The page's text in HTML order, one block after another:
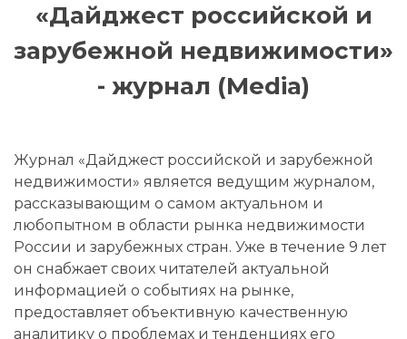
«Дайджест российской и
зарубежной недвижимости»
- журнал (Media)
Журнал «Дайджест российской и зарубежной
недвижимости» является ведущим журналом,
рассказывающим о самом актуальном и
любопытном в области рынка недвижимости
России и зарубежных стран. Уже в течение 9 лет
он снабжает своих читателей актуальной
информацией о событиях на рынке,
предоставляет объективную качественную
аналитику о проблемах и тенденциях его